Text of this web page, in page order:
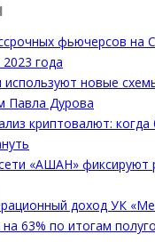
фьючерсов на
года
новые
Павла Дурова
криптовалют:
«АШАН» фиксируют
доход УК
на 63% по итогам